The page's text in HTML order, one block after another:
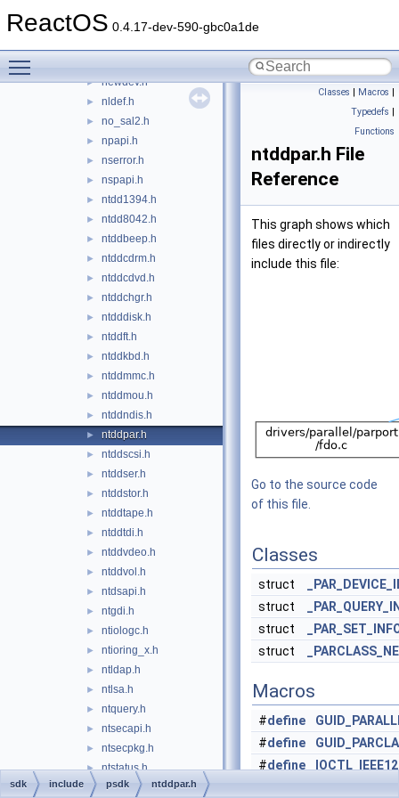
ReactOS 0.4.17-dev-590-gbc0a1de
► netiodef.h
► newdev.h
► nldef.h
► no_sal2.h
► npapi.h
► nserror.h
► nspapi.h
► ntdd1394.h
► ntdd8042.h
► ntddbeep.h
► ntddcdrm.h
► ntddcdvd.h
► ntddchgr.h
► ntdddisk.h
► ntddft.h
► ntddkbd.h
► ntddmmc.h
► ntddmou.h
► ntddndis.h
► ntddpar.h
► ntddscsi.h
► ntddser.h
► ntddstor.h
► ntddtape.h
► ntddtdi.h
► ntddvdeo.h
► ntddvol.h
► ntdsapi.h
► ntgdi.h
► ntiologc.h
► ntioring_x.h
► ntldap.h
► ntlsa.h
► ntquery.h
► ntsecapi.h
► ntsecpkg.h
► ntstatus.h
► ntverp.h
Classes | Macros |
Typedefs |
Functions
ntddpar.h File
Reference
This graph shows which
files directly or indirectly
include this file:
Go to the source code
of this file.
Classes
struct
struct
struct
struct
Macros
#define
#define
#define
sdk include psdk ntddpar.h